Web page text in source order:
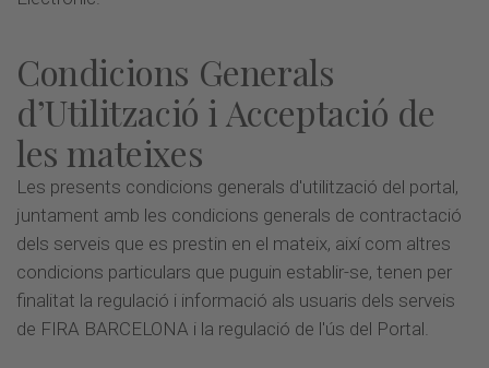
Condicions Generals
d’Utilització i Acceptació de
les mateixes
Les presents condicions generals d'utilització del portal,
juntament amb les condicions generals de contractació
dels serveis que es prestin en el mateix, així com altres
condicions particulars que puguin establir-se, tenen per
finalitat la regulació i informació als usuaris dels serveis
de FIRA BARCELONA i la regulació de l'ús del Portal.